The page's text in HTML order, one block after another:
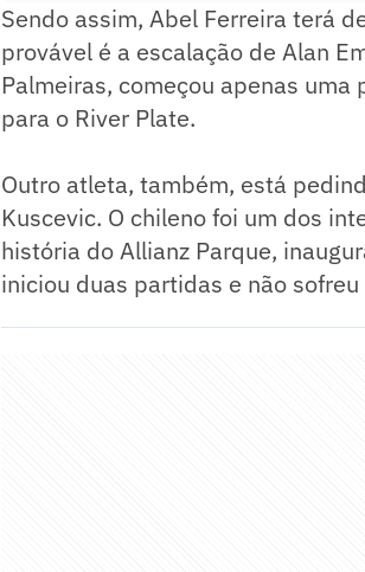
Sendo assim, Abel Ferreira terá
provável é a escalação de Alan
Palmeiras, começou apenas
para o River Plate.
Outro atleta, também, está
Kuscevic. O chileno foi um dos
história do Allianz Parque,
iniciou duas partidas e não sofreu